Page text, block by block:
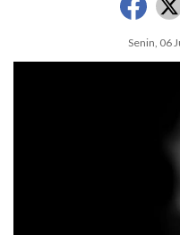
Senin, 06